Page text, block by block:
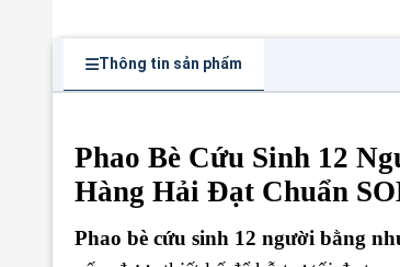
Thông tin sản phẩm
Phao Bè Cứu Sinh 12
Hàng Hải Đạt Chuẩn
Phao bè cứu sinh 12 người bằng